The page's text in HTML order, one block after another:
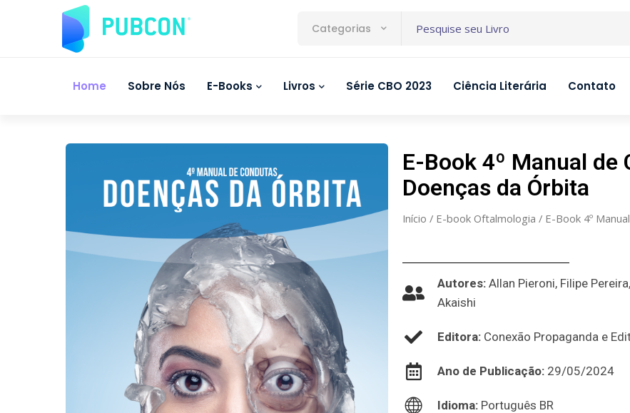
Categorias
Home Sobre Nós E-Books Livros Série CBO 2023 Ciência Literária Contato
E-Book 4º Manual de
Doenças da Órbita
Início / E-book Oftalmologia / E-Book 4º
Autores: Allan Pieroni, Filipe
Akaishi
Editora: Conexão Propaganda e
Ano de Publicação: 29/05/2024
Idioma: Português BR